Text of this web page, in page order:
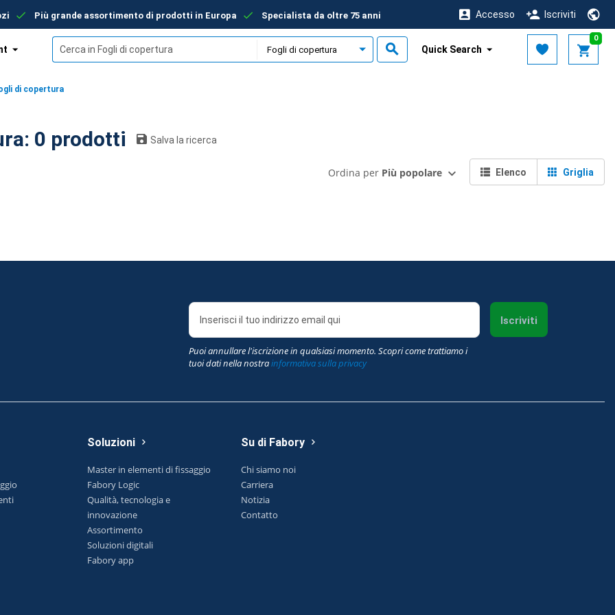
Più grande assortimento di prodotti in Europa Specialista da oltre 75 anni Accesso Iscriviti
0
Quick Search
di copertura
Fogli di copertura: 0 prodotti Salva la ricerca
Griglia
Elenco
Ordina per Più popolare
Puoi annullare l'iscrizione in qualsiasi momento. Scopri come trattiamo i
tuoi dati nella nostrainformativa sulla privacy
Iscriviti
Soluzioni
Master in elementi di fissaggio
Fabory Logic
Qualità, tecnologia e
innovazione
Assortimento
Soluzioni digitali
Fabory app
Su di Fabory
Chi siamo noi
Carriera
Notizia
Contatto